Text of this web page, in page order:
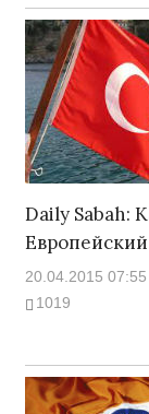
Daily Sabah:
20.04.2015 07:55
1019